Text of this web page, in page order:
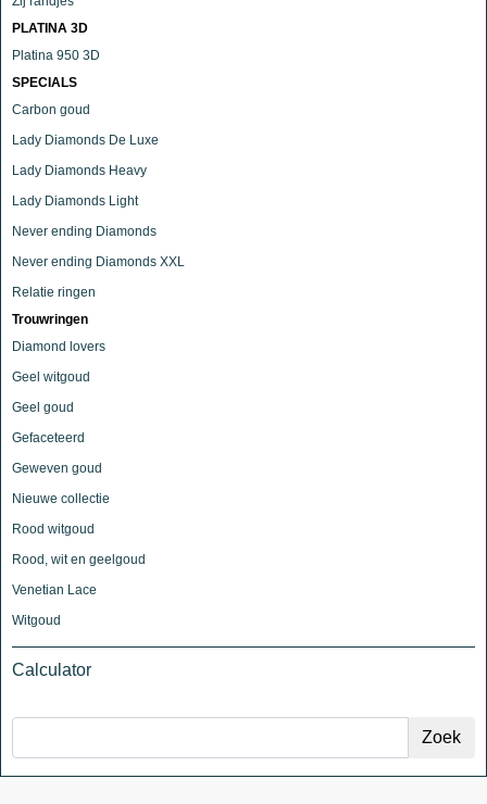
PLATINA 3D
Platina 950 3D
SPECIALS
Carbon goud
Lady Diamonds De Luxe
Lady Diamonds Heavy
Lady Diamonds Light
Never ending Diamonds
Never ending Diamonds XXL
Relatie ringen
Trouwringen
Diamond lovers
Geel witgoud
Geel goud
Gefaceteerd
Geweven goud
Nieuwe collectie
Rood witgoud
Rood, wit en geelgoud
Venetian Lace
Witgoud
Calculator